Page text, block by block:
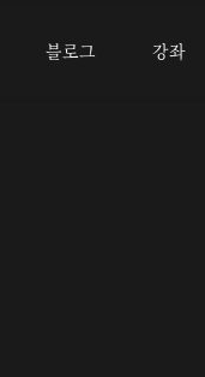
블로그 강좌